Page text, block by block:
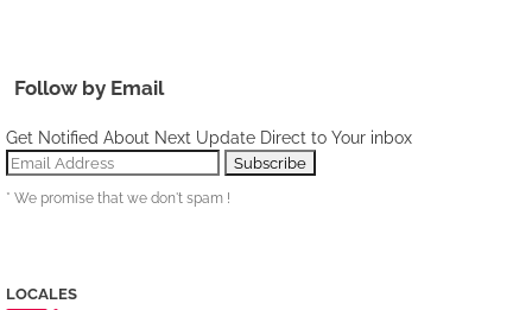
Follow by Email
Get Notified About Next Update Direct to Your inbox
* We promise that we don't spam !
LOCALES